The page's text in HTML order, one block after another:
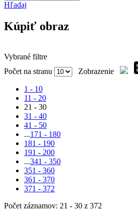
Hľadaj
Kúpiť obraz
Vybrané filtre
Počet na stranu
Zobrazenie
1 - 10
11 - 20
21 - 30
31 - 40
41 - 50
...171 - 180
181 - 190
191 - 200
...341 - 350
351 - 360
361 - 370
371 - 372
Počet záznamov: 21 - 30 z 372